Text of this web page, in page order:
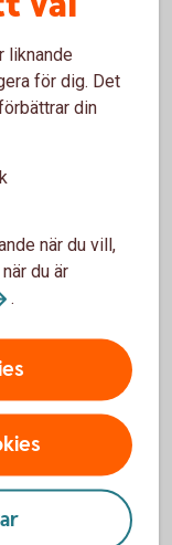
och
att behöva
Du betalar
med vinst
av
och de
på ISK
liknande
för dig. Det
din
när du vill,
du är
.